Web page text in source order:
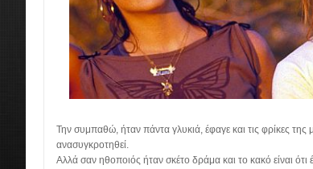
Την συμπαθώ, ήταν πάντα γλυκιά, έφαγε και τις φρίκες της
ανασυγκροτηθεί.
Αλλά σαν ηθοποιός ήταν σκέτο δράμα και το κακό είναι ότι